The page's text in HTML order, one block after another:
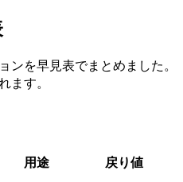
ンを早見表でまとめました。
ます。
用途 戻り値